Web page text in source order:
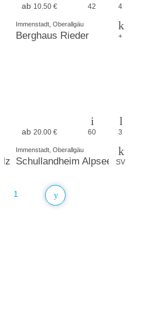
ab 10.50 € 42 4
+
Immenstadt, Oberallgäu
Berghaus Rieder
ab 20.00 € 60 3
SV
Immenstadt, Oberallgäu
Schullandheim Alpseehof
1